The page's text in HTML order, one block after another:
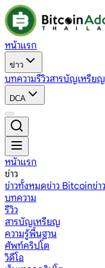
หน้าแรก
ข่าว
บทความรีวิวสารบัญเหรียญ
DCA
หน้าแรก
ข่าว
ข่าวทั้งหมดข่าว Bitcoinข่า
บทความ
รีวิว
สารบัญเหรียญ
ความรู้พื้นฐาน
ศัพท์คริปโต
วิดีโอ